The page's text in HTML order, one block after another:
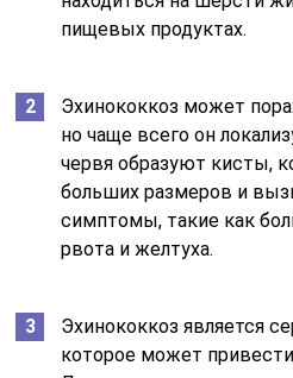
пищевых продуктах.
Эхинококкоз может
но чаще всего он
червя образуют кисты,
больших размеров и
симптомы, такие как
рвота и желтуха.
Эхинококкоз является
которое может